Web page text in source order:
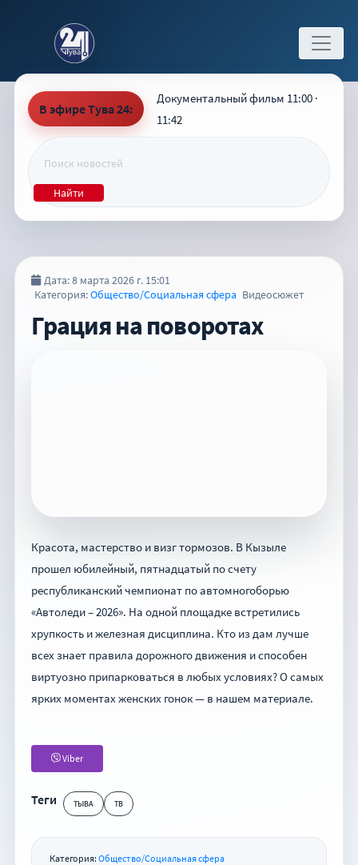
В эфире Тува 24:
Документальный фильм 11:00 ·
11:42
Найти
Дата: 8 марта 2026 г. 15:01
Категория:Общество/Социальная сфера Видеосюжет
Грация на поворотах
Красота, мастерство и визг тормозов. В Кызыле
прошел юбилейный, пятнадцатый по счету
республиканский чемпионат по автомногоборью
«Автоледи – 2026». На одной площадке встретились
хрупкость и железная дисциплина. Кто из дам лучше
всех знает правила дорожного движения и способен
виртуозно припарковаться в любых условиях? О самых
ярких моментах женских гонок — в нашем материале.
Viber
Теги ТЫВА ТВ
Категория: Общество/Социальная сфера